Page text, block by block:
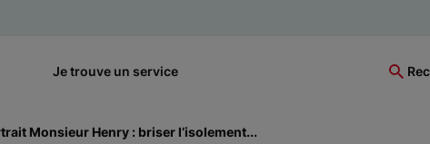
Je trouve un service
Monsieur Henry : briser l’isolement...